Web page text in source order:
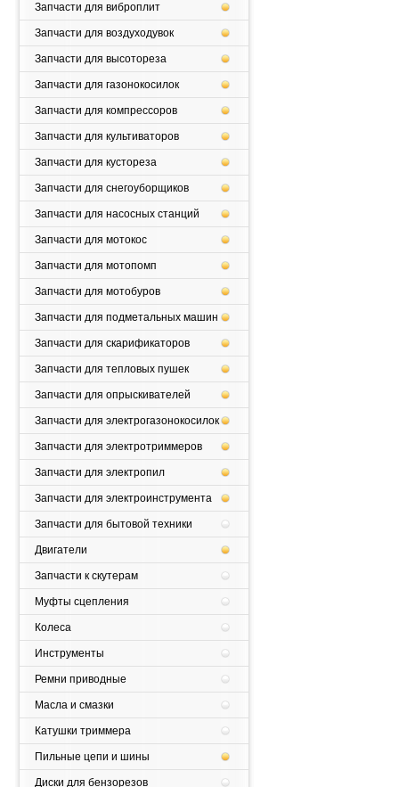
Запчасти для виброплит
Запчасти для воздуходувок
Запчасти для высотореза
Запчасти для газонокосилок
Запчасти для компрессоров
Запчасти для культиваторов
Запчасти для кустореза
Запчасти для снегоуборщиков
Запчасти для насосных станций
Запчасти для мотокос
Запчасти для мотопомп
Запчасти для мотобуров
Запчасти для подметальных машин
Запчасти для скарификаторов
Запчасти для тепловых пушек
Запчасти для опрыскивателей
Запчасти для электрогазонокосилок
Запчасти для электротриммеров
Запчасти для электропил
Запчасти для электроинструмента
Запчасти для бытовой техники
Двигатели
Запчасти к скутерам
Муфты сцепления
Колеса
Инструменты
Ремни приводные
Масла и смазки
Катушки триммера
Пильные цепи и шины
Диски для бензорезов